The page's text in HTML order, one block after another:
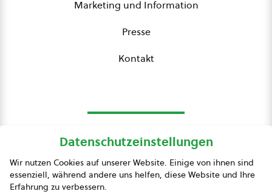
Marketing und Information
Presse
Kontakt
Presse
Datenschutzeinstellungen
Wir nutzen Cookies auf unserer Website. Einige von ihnen sind
essenziell, während andere uns helfen, diese Website und Ihre
Erfahrung zu verbessern.